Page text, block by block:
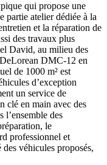
qui propose une
partie atelier dédiée à la
et la réparation de
des travaux plus
David, au milieu des
DMC-12 en
de 1000 m² est
d’exception
un service de
clé en main avec des
l’ensemble des
le
professionnel et
véhicules proposés,